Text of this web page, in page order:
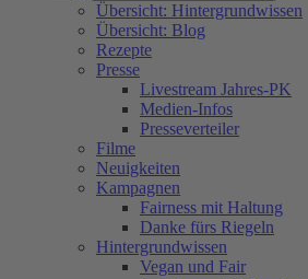
Übersicht: Hintergrundwissen
Übersicht: Blog
Rezepte
Presse
Livestream Jahres-PK
Medien-Infos
Presseverteiler
Filme
Neuigkeiten
Kampagnen
Fairness mit Haltung
Danke fürs Riegeln
Hintergrundwissen
Vegan und Fair